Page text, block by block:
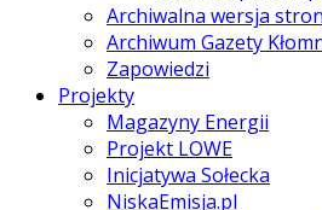
Archiwalna wersja
Archiwum Gazety
Zapowiedzi
Projekty
Magazyny Energii
Projekt LOWE
Inicjatywa Sołecka
NiskaEmisja.pl